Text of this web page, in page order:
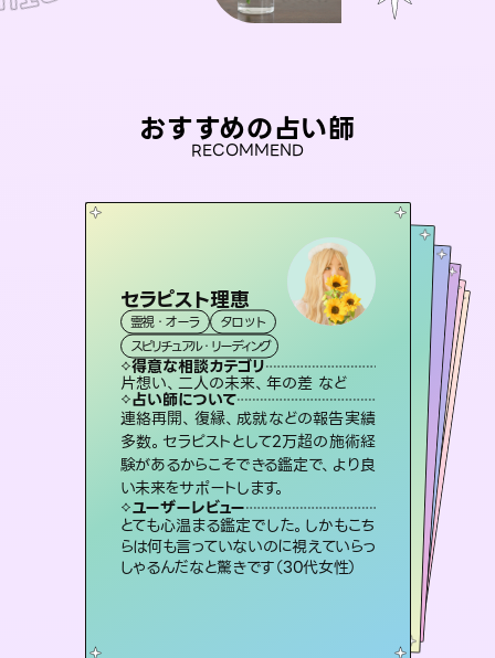
おすすめの占い師
RECOMMEND
セラピスト理恵
霊視・オーラ
タロット
スピリチュアル・リーディング
得意な相談カテゴリ
片想い、二人の未来、年の差 など
占い師について
連絡再開、復縁、成就などの報告実績
多数。セラピストとして2万超の施術経
験があるからこそできる鑑定で、より良
い未来をサポートします。
ユーザーレビュー
とても心温まる鑑定でした。しかもこち
らは何も言っていないのに視えていらっ
しゃるんだなと驚きです（30代女性）
彗望（すいぼう）
霊視・オーラ 透視
スピリチュアル・リーディング
得意な相談カテゴリ
片想い、あの人の気持ち、復縁 など
占い師について
3,700年以上の歴史を持つ東洋最古の
占術「易占」で詳細まで占い、幸せへ向
かう道筋を示します。厳しい結果にも具
体的な対策をお伝えします。
ユーザーレビュー
複雑な背景もしっかり聞いて鑑定して
いただけました。気持ちが楽になりまし
た（50代 女性）
未来視師＊花
霊視・オーラ
スピリチュアル・リーディング
得意な相談カテゴリ
出逢い、片想い、復縁 など
占い師について
未来には何パターンもの選択肢があり
ます。不安で視えにくくなっているあな
たの素敵な未来を見つけ、その未来を
選択できるようアドバイスします。
ユーザーレビュー
職場の人の性質や人間関係、本心など
本当によく視えていてびっくり。対策が
打てて前向きになれます（40代）
アイリス -iris-
西洋占星術
ルーン
得意な相談カテゴリ
恋愛総合、片想い、二人の未来 など
占い師について
復縁、恋愛、不倫の行方、同性愛や片思い、仕事関係や借金問題まで知りたいことや心の負担になっていることを紐解き、背中をそっと押して導きます。
ユーザーレビュー
安心感のあり、言い切ってくれる所や濁
さない鑑定のおかげで、毎回自分の気
持ちを整えられます（30代 男性）
桃源珠羽
霊視・オーラ
スピリチュアル・リーディング
得意な相談カテゴリ
片想い、あの人の気持ち、復縁 など
占い師について
恋愛のお悩みの中でも特に「曖昧な関
係」の相談を得意としており、友達以上
恋人未満なお相手との今後や本音を丁
寧に読み解き恋愛成就へと導きます。
ユーザーレビュー
鑑定していただいてアドバイス通りに行
動すると仲が復活してきました。ありが
とうございました（40代 女性）
おう 霊感オラクル
霊視・オーラ
オラクルカード
得意な相談カテゴリ
恋愛総合、あの人の気持ち など
占い師について
霊視×オラクルカードを使って「今」と
「未来」そして「気になるあの人の気持
ち」まで丁寧に読み解き、恋や人生のヒ
ントを優しく引き出します。
ユーザーレビュー
不安な気持ちが嘘みたいに晴れまし
た…！よく視えていらっしゃるんだなと
感じました（40代 女性）